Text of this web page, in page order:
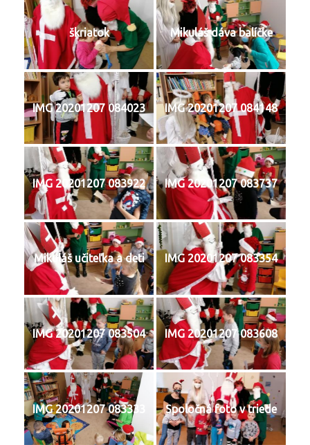
škriatok Mikuláš dáva balíčke
IMG 20201207 084023 IMG 20201207 084148
IMG 20201207 083922 IMG 20201207 083737
Mikuláš učiteľka a deti IMG 20201207 083354
IMG 20201207 083504 IMG 20201207 083608
IMG 20201207 083333 Spoločná foto v triede